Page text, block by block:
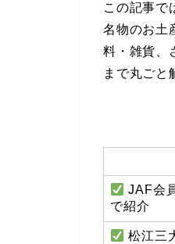
この記事で
名物のお土
料・雑貨、
まで丸ごと
JAF会
で紹介
松江三